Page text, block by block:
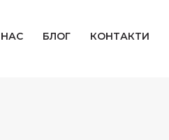
БЛОГ КОНТАКТИ